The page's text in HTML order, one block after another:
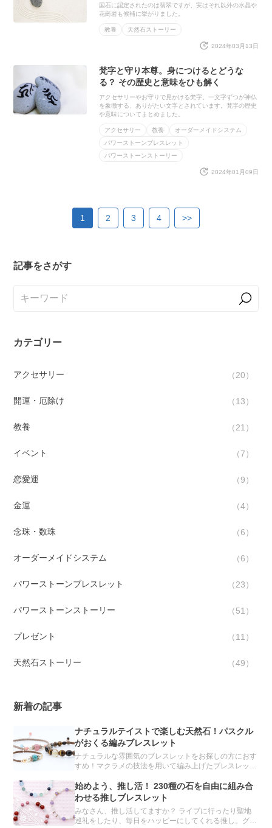
国石に認定されたのは翡翠ですが、実はそれ以外の水晶や
花崗岩も候補に挙がりました。
教養 天然石ストーリー
2024年03月13日
梵字と守り本尊。身につけるとどうな
る？ その歴史と意味をひも解く
アクセサリーやお守りで見かける梵字。一文字ずつが神仏
を象徴する、ありがたい文字とされています。梵字の歴史
や意味についてまとめました。
アクセサリー 教養
オーダーメイドシステム
パワーストーンブレスレット
パワーストーンストーリー
2024年01月09日
1 2 3 4 >>
記事をさがす
カテゴリー
アクセサリー 20
開運・厄除け 13
教養 21
イベント 7
恋愛運 9
金運 4
念珠・数珠 6
オーダーメイドシステム 6
パワーストーンブレスレット 23
パワーストーンストーリー 51
プレゼント 11
天然石ストーリー 49
新着の記事
ナチュラルテイストで楽しむ天然石！パスクル
がおくる編みブレスレット
ナチュラルな雰囲気のブレスレットをお探しの方におす
すめ！マクラメの技法を用いて編み上げたブレスレット
始めよう、推し活！ 230種の石を自由に組み合
わせる推しブレスレット
みなさん、推し活してますか？ ライブに行ったり聖地
巡礼をしたり、毎日をハッピーにしてくれる推し。グッ